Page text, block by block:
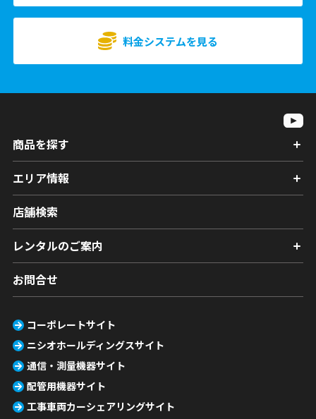
料金システムを見る
商品を探す
エリア情報
店舗検索
レンタルのご案内
お問合せ
コーポレートサイト
ニシオホールディングスサイト
通信・測量機器サイト
配管用機器サイト
工事車両カーシェアリングサイト